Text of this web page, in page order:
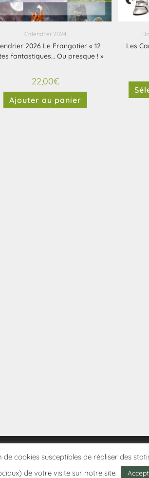
Calendrier 2024
2026 Le Frangotier « 12
fantastiques… Ou presque ! »
22,00€
Ajouter au panier
Les
cookies susceptibles de réaliser des
de votre visite sur notre site.